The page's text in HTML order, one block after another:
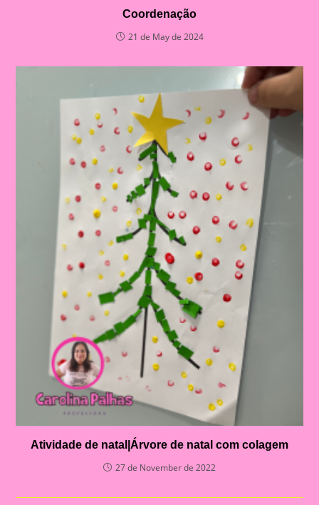
Coordenação
21 de May de 2024
Atividade de natal|Árvore de natal com colagem
27 de November de 2022